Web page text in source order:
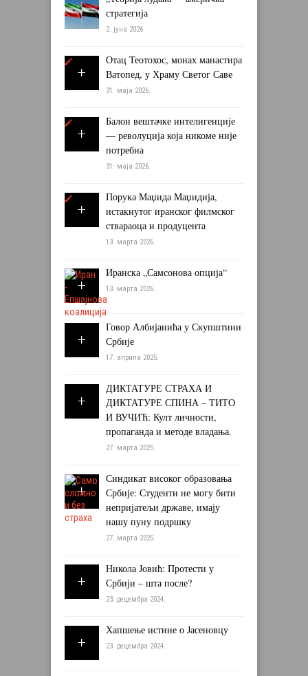
стратегија
2. јуна 2026.
Отац Теотохос, монах манастира
Ватопед, у Храму Светог Саве
31. маја 2026.
Балон вештачке интелигенције
— револуција која никоме није
потребна
31. маја 2026.
Порука Маџида Маџидија,
истакнутог иранског филмског
ствараоца и продуцента
13. марта 2026.
Иранска „Самсонова опција“
13. марта 2026.
Говор Албијанића у Скупштини
Србије
17. априла 2025.
ДИКТАТУРЕ СТРАХА И
ДИКТАТУРЕ СПИНА – ТИТО
И ВУЧИЋ: Култ личности,
пропаганда и методе владања.
27. марта 2025.
Синдикат високог образовања
Србије: Студенти не могу бити
непријатељи државе, имају
нашу пуну подршку
27. марта 2025.
Никола Јовић: Протести у
Србији – шта после?
23. децембра 2024.
Хапшење истине о Јасеновцу
23. децембра 2024.